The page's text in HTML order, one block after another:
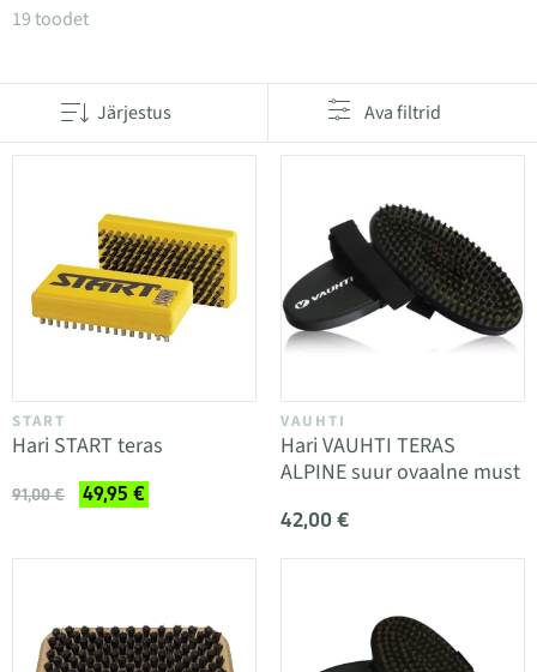
Tooted kategoorias Käsiharjad
19 toodet
Järjestus Ava filtrid
START
Hari START teras
91,00 € 49,95 €
VAUHTI
Hari VAUHTI TERAS
ALPINE suur ovaalne must
42,00 €